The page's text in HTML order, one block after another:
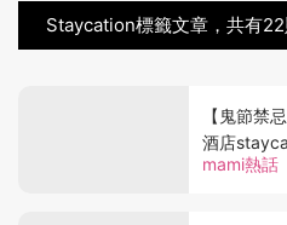
Staycation標籤文章，共有
mami熱話
【鬼節禁
酒店
節出街咪